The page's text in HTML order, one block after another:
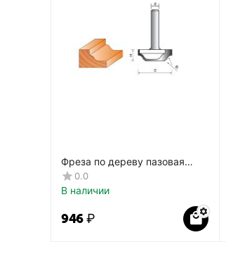
Фреза по дереву пазовая
фасонная CTФ-2154
0.0
В наличии
‍946‍₽